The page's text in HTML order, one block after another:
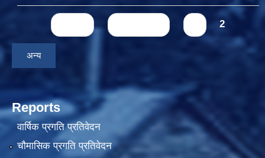
Pages 2
अन्य
Reports
वार्षिक प्रगति प्रतिवेदन
चौमासिक प्रगति प्रतिवेदन